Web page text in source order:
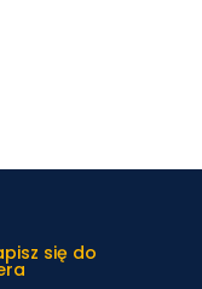
się do